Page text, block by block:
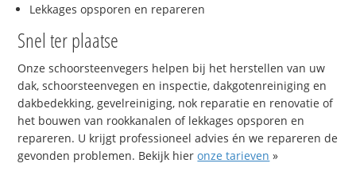
Lekkages opsporen en repareren
Snel ter plaatse
Onze schoorsteenvegers helpen bij het herstellen van uw
dak, schoorsteenvegen en inspectie, dakgotenreiniging en
dakbedekking, gevelreiniging, nok reparatie en renovatie of
het bouwen van rookkanalen of lekkages opsporen en
repareren. U krijgt professioneel advies én we repareren de
gevonden problemen. Bekijk hieronze tarieven »